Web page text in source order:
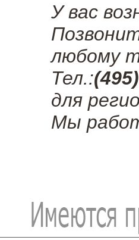
У вас
любому
Тел.:
для
Мы